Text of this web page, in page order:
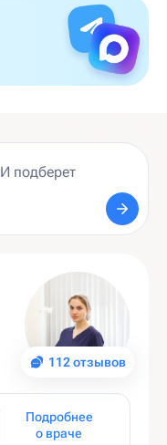
112 отзывов
Подробнее
о враче